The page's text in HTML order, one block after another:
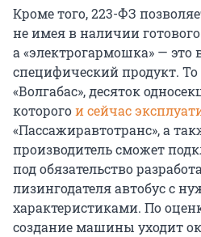
Кроме того, 223-ФЗ
не имея в наличии
а «электрогармошка» — это
специфический продукт.
«Волгабас», десяток
которогои сейчас
«Пассажиравтотранс», а
производитель сможет
под обязательство
лизингодателя автобус с
характеристиками. По
создание машины уходит